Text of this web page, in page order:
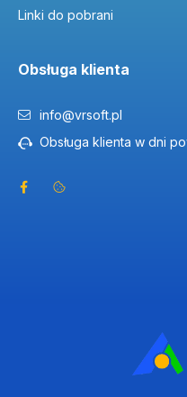
Linki do pobrani
Obsługa klienta
info@vrsoft.pl
Obsługa klienta w dni